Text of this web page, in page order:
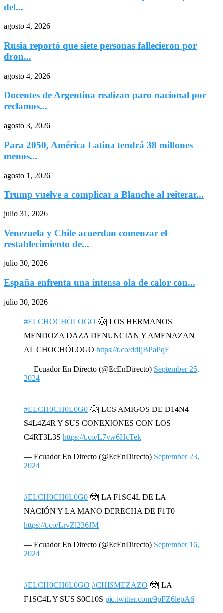
del...
agosto 4, 2026
Rusia reportó que siete personas fallecieron por
dron...
agosto 4, 2026
Docentes de Argentina realizan paro nacional por
reclamos...
agosto 3, 2026
Para 2050, América Latina tendrá 38 millones
menos...
agosto 1, 2026
Trump vuelve a complicar a Blanche al reiterar...
julio 31, 2026
Venezuela y Chile acuerdan comenzar el
restablecimiento de...
julio 30, 2026
España enfrenta una intensa ola de calor con...
julio 30, 2026
#ELCHOCHÓLOGO 🤠| LOS HERMANOS
MENDOZA DAZA DENUNCIAN Y AMENAZAN
AL CHOCHÓLOGO https://t.co/ddIjBPaPqF
— Ecuador En Directo (@EcEnDirecto) September 25,
2024
#ELCH0CH0L0G0 🤠| LOS AMIGOS DE D14N4
S4L4Z4R Y SUS CONEXIONES CON LOS
C4RT3L3S https://t.co/L7vw6HcTek
— Ecuador En Directo (@EcEnDirecto) September 23,
2024
#ELCH0CH0L0G0 🤠| LA F1SC4L DE LA
NACIÓN Y LA MANO DERECHA DE F1T0
https://t.co/LrvZl236JM
— Ecuador En Directo (@EcEnDirecto) September 16,
2024
#ELCH0CH0L0GO #CHISMEZAZO 🤠| LA
F1SC4L Y SUS S0C10S pic.twitter.com/9pFZ6lepA6